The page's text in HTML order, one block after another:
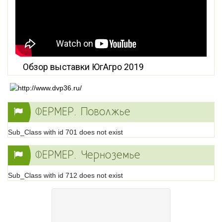
Обзор выставки ЮгАгро 2019
ФЕРМЕР. Поволжье
Sub_Class with id 701 does not exist
ФЕРМЕР. Черноземье
Sub_Class with id 712 does not exist